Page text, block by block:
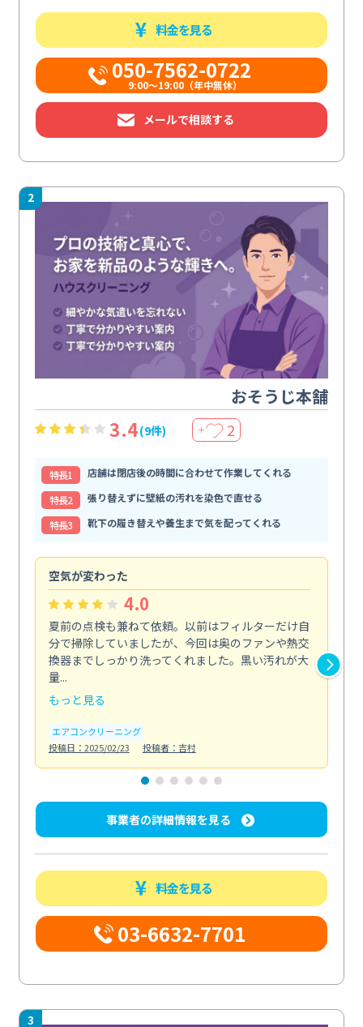
料金を見る
050-7562-0722
9:00～19:00（年中無休）
メールで相談する
2
おそうじ本舗
3.4(9件) ＋ 2
特⻑1
店舗は閉店後の時間に合わせて作業してくれる
特⻑2
張り替えずに壁紙の汚れを染色で直せる
特⻑3
靴下の履き替えや養生まで気を配ってくれる
空気が変わった
4.0
夏前の点検も兼ねて依頼。以前はフィルターだけ自
分で掃除していましたが、今回は奥のファンや熱交
換器までしっかり洗ってくれました。黒い汚れが大
量...
もっと見る
エアコンクリーニング
投稿日：2025/02/23
投稿者：吉村
事業者の詳細情報を見る
料金を見る
03-6632-7701
3